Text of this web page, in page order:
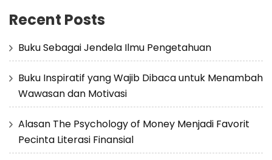
Recent Posts
Buku Sebagai Jendela Ilmu Pengetahuan
Buku Inspiratif yang Wajib Dibaca untuk Menambah
Wawasan dan Motivasi
Alasan The Psychology of Money Menjadi Favorit
Pecinta Literasi Finansial